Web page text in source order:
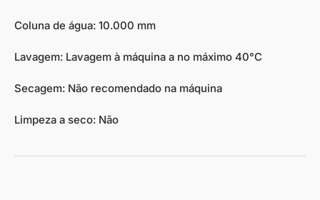
Coluna de água: 10.000 mm
Lavagem: Lavagem à máquina a no máximo 40°C
Secagem: Não recomendado na máquina
Limpeza a seco: Não